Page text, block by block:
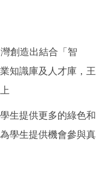
創造出結合「智
知識庫及人才庫，王
生提供更多的綠色和
學生提供機會參與真